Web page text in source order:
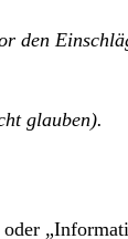
den
glauben).